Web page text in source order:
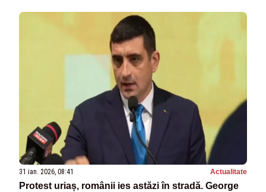
31 ian. 2026, 08:41 Actualitate
Protest uriaș, românii ies astăzi în stradă. George